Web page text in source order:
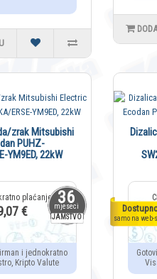
36
mjeseci
JAMSTVO
zrak Mitsubishi
PUHZ-
YM9ED, 22kW
€
i jednokratno
Kripto Valute
samo na web-